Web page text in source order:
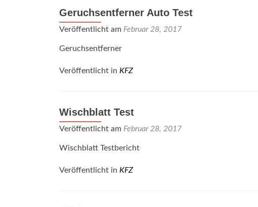
Geruchsentferner Auto Test
Veröffentlicht am Februar 28, 2017
Geruchsentferner
Veröffentlicht in KFZ
Wischblatt Test
Veröffentlicht am Februar 28, 2017
Wischblatt Testbericht
Veröffentlicht in KFZ